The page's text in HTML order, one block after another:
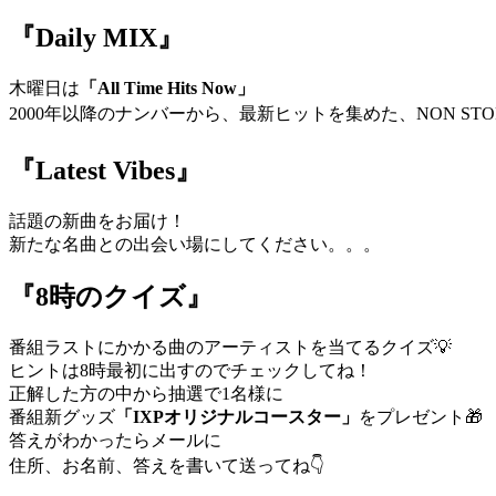
『Daily MIX』
木曜日は 「All Time Hits Now」
2000年以降のナンバーから、最新ヒットを集めた、NON
『Latest Vibes』
話題の新曲をお届け！
新たな名曲との出会い場にしてください。。。
『8時のクイズ』
番組ラストにかかる曲のアーティストを当てるクイズ💡
ヒントは8時最初に出すのでチェックしてね！
正解した方の中から抽選で1名様に
番組新グッズ 「IXPオリジナルコースター」 をプレゼント🎁
答えがわかったらメールに
住所、お名前、答えを書いて送ってね👇